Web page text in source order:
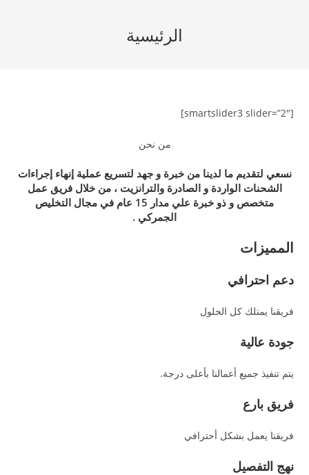
الرئيسية
[smartslider3 slider=”2″]
من نحن
نسعي لتقديم ما لدينا من خبرة و جهد لتسريع عملية إنهاء إجراءات
الشحنات الواردة و الصادرة والترانزيت ، من خلال فريق عمل
متخصص و ذو خبرة علي مدار 15 عام في مجال التخليص
الجمركي .
المميزات
دعم احترافي
فريقنا يمتلك كل الحلول
جودة عالية
يتم تنفيذ جميع أعمالنا بأعلى درجة.
فريق بارع
فريقنا يعمل بشكل أحترافي
نهج التفصيل